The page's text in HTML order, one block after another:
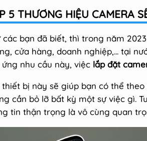
5 THƯƠNG HIỆU CAMERA
các bạn đã biết, thì trong năm
cửa hàng, doanh nghiệp,... tại
ứng nhu cầu này, việc lắp đặt
thiết bị này sẽ giúp bạn có thể
cần bỏ lỡ bất kỳ một sự việc gì.
tin thận trọng là vô cùng quan